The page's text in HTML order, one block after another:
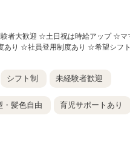
者大歓迎 ☆土日祝は時給アップ ☆マ
あり ☆社員登用制度あり ☆希望シフ
シフト制 未経験者歓迎
・髪色自由 育児サポートあり